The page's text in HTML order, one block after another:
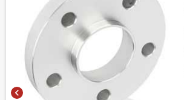
chevron_left